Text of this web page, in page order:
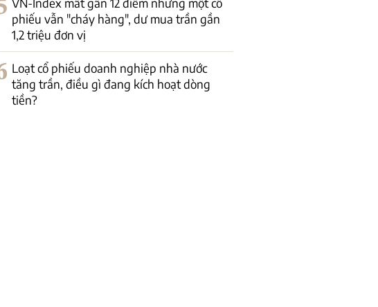
phiếu vẫn "cháy hàng", dư mua trần gần
1,2 triệu đơn vị
Loạt cổ phiếu doanh nghiệp nhà nước
tăng trần, điều gì đang kích hoạt dòng
tiền?